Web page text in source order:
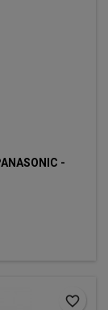
-
favorite_border